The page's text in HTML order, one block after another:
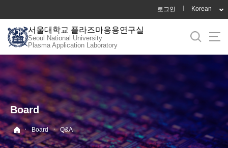
로
메
뉴
로그인 Korean
서울대학교 플라즈마응용연구실
Seoul National University
Plasma Application Laboratory
Board
· Board · Q&A